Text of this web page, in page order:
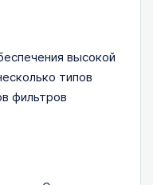
высокой
типов
фильтров